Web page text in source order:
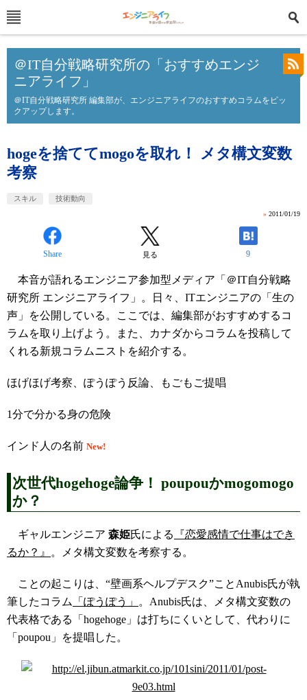
＠IT自分戦略研究所の「おすすめエンジ
ニアライフ」
＠IT自分戦略研究所 編集部が、エンジニアライフのおすすめコラムをピッ
クアップします。
hogeを捨ててmogoを取れ！ メタ構文変数
考察
スキル 技術動向
» 2011/01/19
Share 見る 9
本音が語れるエンジニア参加型メディア「＠IT自分戦略
研究所 エンジニアライフ」。日々、ITエンジニアの「生の
声」を公開している。ここでは、編集部がおすすめするコ
ラムを取り上げよう。また、カナダからコラムを投稿して
くれる新規コラムニストを紹介する。
ほげほげ考察、ぽうぽう反論、もごもご提唱
1分で分かる身の危険
インド人の名前 New!
次世代hogehoge論争！ poupouかmogomogo
か？
ギャルエンジニア 森姫氏による
『恋愛感情で仕事はでき
るか？』
。メタ構文変数を考察する。
ことの起こりは、“壁画系ヘルプデスク”ことAnubis氏が執
筆したコラム
「ぽうぽう」
。Anubis氏は、メタ構文変数の
代表格である「hogehoge」は打ちにくいとして、代わりに
「poupou」を提唱した。